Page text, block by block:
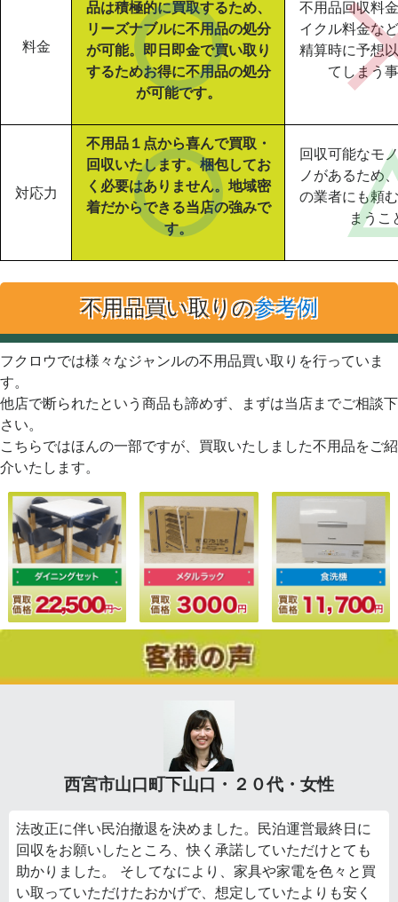
料金
品は積極的に買取するため、
リーズナブルに不用品の処分
が可能。即日即金で買い取り
するためお得に不用品の処分
が可能です。
不用品回収料
イクル料金な
精算時に予想
てしまう
対応力
不用品１点から喜んで買取・
回収いたします。梱包してお
く必要はありません。地域密
着だからできる当店の強みで
す。
回収可能なモ
ノがあるため
の業者にも頼
まうこ
不用品買い取りの参考例
フクロウでは様々なジャンルの不用品買い取りを行っていま
す。
他店で断られたという商品も諦めず、まずは当店までご相談下
さい。
こちらではほんの一部ですが、買取いたしました不用品をご紹
介いたします。
西宮市山口町下山口・２０代・女性
法改正に伴い民泊撤退を決めました。民泊運営最終日に
回収をお願いしたところ、快く承諾していただけとても
助かりました。 そしてなにより、家具や家電を色々と買
い取っていただけたおかげで、想定していたよりも安く